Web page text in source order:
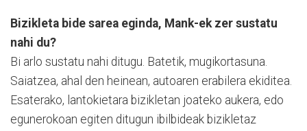
Bizikleta bide sarea eginda, Mank-ek zer sustatu
nahi du?
Bi arlo sustatu nahi ditugu. Batetik, mugikortasuna.
Saiatzea, ahal den heinean, autoaren erabilera ekiditea.
Esaterako, lantokietara bizikletan joateko aukera, edo
egunerokoan egiten ditugun ibilbideak bizikletaz